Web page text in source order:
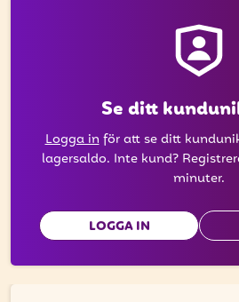
Se ditt
Logga inför att se ditt
lagersaldo. Inte kund?
minuter.
LOGGA IN